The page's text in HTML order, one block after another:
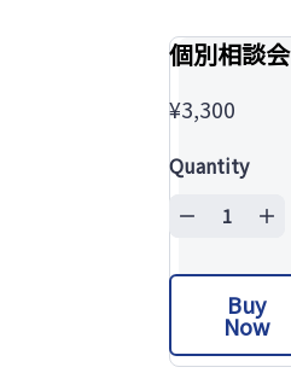
個別相談会
¥3,300
Quantity
Buy
Now